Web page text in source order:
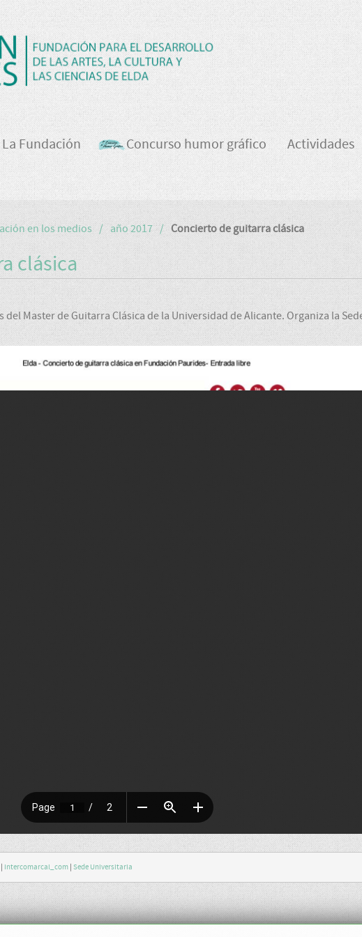
La Fundación Concurso humor gráfico Actividades
en los medios año 2017 Concierto de guitarra clásica
clásica
Master de Guitarra Clásica de la Universidad de Alicante. Organiza la
| Intercomarcal_com | Sede Universitaria